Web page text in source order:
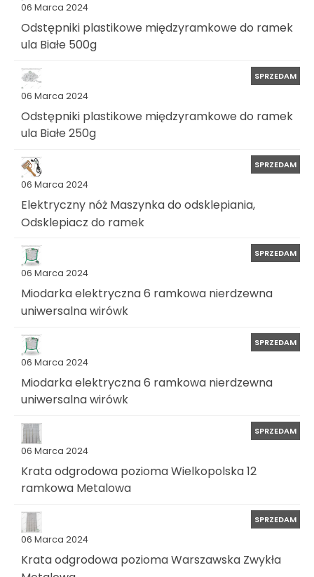
06 Marca 2024
Odstępniki plastikowe międzyramkowe do ramek
ula Białe 500g
06 Marca 2024
SPRZEDAM
Odstępniki plastikowe międzyramkowe do ramek
ula Białe 250g
06 Marca 2024
SPRZEDAM
Elektryczny nóż Maszynka do odsklepiania,
Odsklepiacz do ramek
06 Marca 2024
SPRZEDAM
Miodarka elektryczna 6 ramkowa nierdzewna
uniwersalna wirówk
06 Marca 2024
SPRZEDAM
Miodarka elektryczna 6 ramkowa nierdzewna
uniwersalna wirówk
06 Marca 2024
SPRZEDAM
Krata odgrodowa pozioma Wielkopolska 12
ramkowa Metalowa
06 Marca 2024
SPRZEDAM
Krata odgrodowa pozioma Warszawska Zwykła